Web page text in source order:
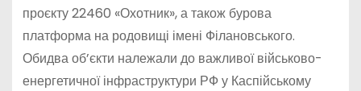
проєкту 22460 «Охотник», а також бурова
платформа на родовищі імені Філановського.
Обидва об’єкти належали до важливої військово-
енергетичної інфраструктури РФ у Каспійському